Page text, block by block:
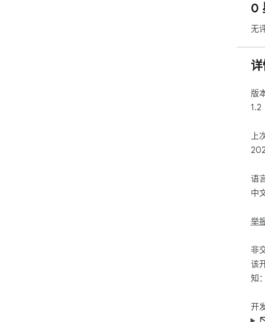
0
无
版
1.2
上
举
语
中
开
非
该
知